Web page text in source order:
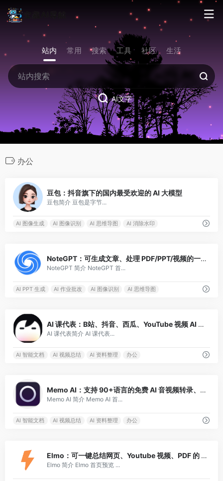
站内 常用 搜索 工具 社区 生活
AI文字
办公
豆包：抖音旗下的国内最受欢迎的 AI 大模型
豆包简介 豆包是字节...
AI 图像生成 AI 图像识别 AI 思维导图 AI 消除水印
NoteGPT：可生成文章、处理 PDF/PPT/视频的一站式学习助手
NoteGPT 简介 NoteGPT 首...
AI PPT 生成 AI 作业批改 AI 图像识别 AI 思维导图
AI 课代表：B站、抖音、西瓜、YouTube 视频 AI 总结+字幕搜索
AI 课代表简介 AI 课代表...
AI 智能文档 AI 视频总结 AI 资料整理 办公
Memo AI：支持 90+语言的免费 AI 音视频转录、总结软件
Memo AI 简介 Memo AI 首...
AI 智能文档 AI 视频总结 AI 资料整理 办公
Elmo：可一键总结网页、Youtube 视频、PDF 的 AI 浏览器插件
Elmo 简介 Elmo 首页预览 ...